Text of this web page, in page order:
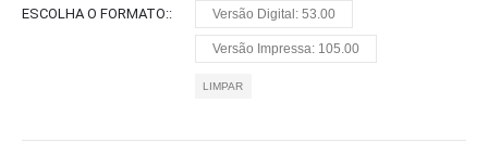
ESCOLHA O FORMATO: Versão Digital: 53.00
Versão Impressa: 105.00
LIMPAR